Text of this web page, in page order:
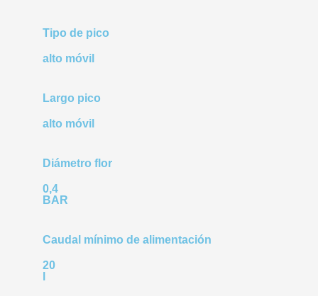
Tipo de pico
alto móvil
Largo pico
alto móvil
Diámetro flor
0,4
BAR
Caudal mínimo de alimentación
20